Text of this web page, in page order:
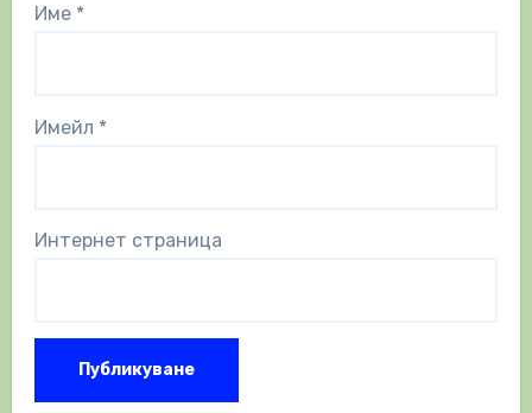
Име *
Имейл *
Интернет страница